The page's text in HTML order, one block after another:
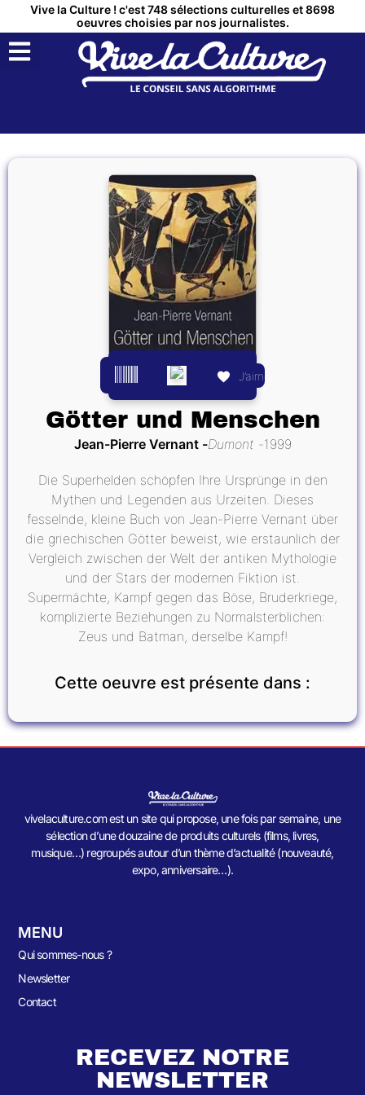
Vive la Culture ! c'est 748 sélections culturelles et 8698
oeuvres choisies par nos journalistes.
J’aime
Götter und Menschen
Jean-Pierre Vernant Dumont 1999
Die Superhelden schöpfen Ihre Ursprünge in den
Mythen und Legenden aus Urzeiten. Dieses
fesselnde, kleine Buch von Jean-Pierre Vernant über
die griechischen Götter beweist, wie erstaunlich der
Vergleich zwischen der Welt der antiken Mythologie
und der Stars der modernen Fiktion ist.
Supermächte, Kampf gegen das Böse, Bruderkriege,
komplizierte Beziehungen zu Normalsterblichen:
Zeus und Batman, derselbe Kampf!
Cette oeuvre est présente dans :
vivelaculture.com est un site qui propose, une fois par semaine, une
sélection d’une douzaine de produits culturels (films, livres,
musique…) regroupés autour d’un thème d’actualité (nouveauté,
expo, anniversaire…).
MENU
Qui sommes-nous ?
Newsletter
Contact
RECEVEZ NOTRE
NEWSLETTER